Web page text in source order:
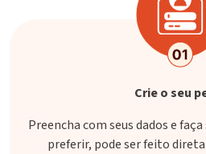
Crie o seu
Preencha com seus dados e faça
preferir, pode ser feito